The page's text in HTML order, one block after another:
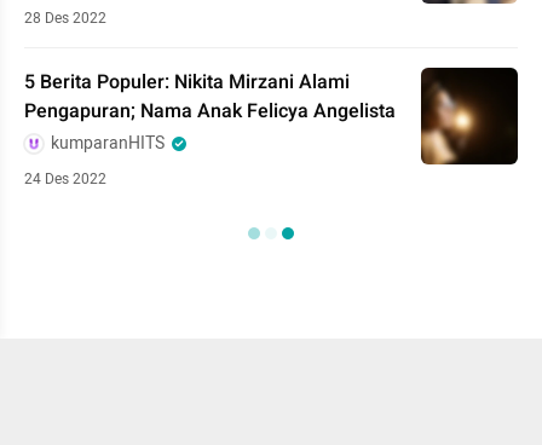
28 Des 2022
5 Berita Populer: Nikita Mirzani Alami
Pengapuran; Nama Anak Felicya Angelista
kumparanHITS
24 Des 2022